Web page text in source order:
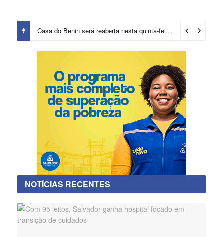
Casa do Benin será reaberta nesta quinta-feira (6) 13 horas ago
NOTÍCIAS RECENTES